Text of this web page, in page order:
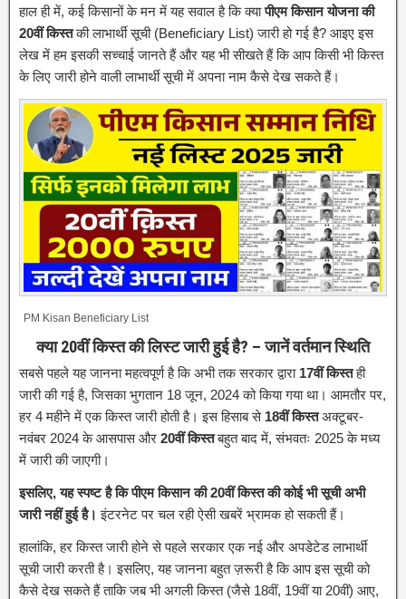
हाल ही में, कई किसानों के मन में यह सवाल है कि क्यापीएम किसान योजना की
20वीं किस्तकी लाभार्थी सूची (Beneficiary List) जारी हो गई है? आइए इस
लेख में हम इसकी सच्चाई जानते हैं और यह भी सीखते हैं कि आप किसी भी किस्त
के लिए जारी होने वाली लाभार्थी सूची में अपना नाम कैसे देख सकते हैं।
PM Kisan Beneficiary List
क्या 20वीं किस्त की लिस्ट जारी हुई है? – जानें वर्तमान स्थिति
सबसे पहले यह जानना महत्वपूर्ण है कि अभी तक सरकार द्वारा 17वीं किस्तही
जारी की गई है, जिसका भुगतान 18 जून, 2024 को किया गया था। आमतौर पर,
हर 4 महीने में एक किस्त जारी होती है। इस हिसाब से 18वीं किस्तअक्टूबर-
नवंबर 2024 के आसपास और 20वीं किस्तबहुत बाद में, संभवतः 2025 के मध्य
में जारी की जाएगी।
इसलिए, यह स्पष्ट है कि पीएम किसान की 20वीं किस्त की कोई भी सूची अभी
जारी नहीं हुई है। इंटरनेट पर चल रही ऐसी खबरें भ्रामक हो सकती हैं।
हालांकि, हर किस्त जारी होने से पहले सरकार एक नई और अपडेटेड लाभार्थी
सूची जारी करती है। इसलिए, यह जानना बहुत ज़रूरी है कि आप इस सूची को
कैसे देख सकते हैं ताकि जब भी अगली किस्त (जैसे 18वीं, 19वीं या 20वीं) आए,